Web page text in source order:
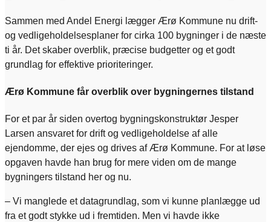
Sammen med Andel Energi lægger Ærø Kommune nu drift-
og vedligeholdelsesplaner for cirka 100 bygninger i de næste
ti år. Det skaber overblik, præcise budgetter og et godt
grundlag for effektive prioriteringer.
Ærø Kommune får overblik over bygningernes tilstand
For et par år siden overtog bygningskonstruktør Jesper
Larsen ansvaret for drift og vedligeholdelse af alle
ejendomme, der ejes og drives af Ærø Kommune. For at løse
opgaven havde han brug for mere viden om de mange
bygningers tilstand her og nu.
– Vi manglede et datagrundlag, som vi kunne planlægge ud
fra et godt stykke ud i fremtiden. Men vi havde ikke